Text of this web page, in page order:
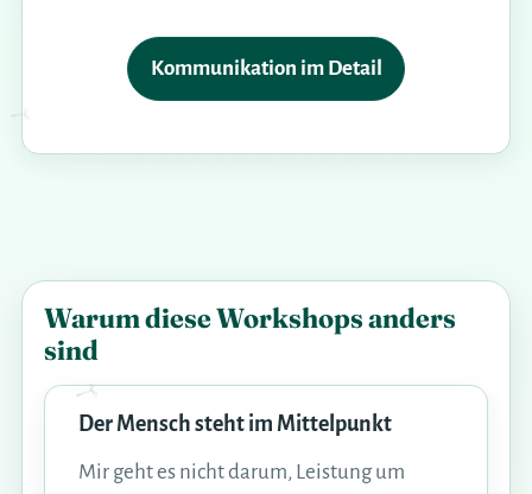
Kommunikation im Detail
Warum diese Workshops anders
sind
Der Mensch steht im Mittelpunkt
Mir geht es nicht darum, Leistung um